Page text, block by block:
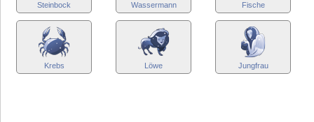
Steinbock Wassermann Fische
Krebs Löwe Jungfrau